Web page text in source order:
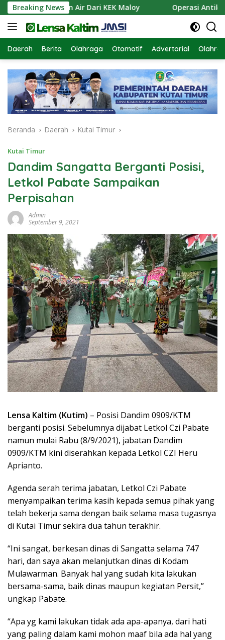
Langsung
ke
konten
Breaking News
Pasokan Air Dari KEK Maloy Operasi Antik
Daerah Berita Olahraga Otomotif Advertorial
Beranda Daerah Kutai Timur
Kutai Timur
Dandim Sangatta Berganti Posisi,
Letkol Pabate Sampaikan
Perpisahan
Admin
September 9, 2021
Lensa Kaltim (Kutim) – Posisi Dandim 0909/KTM
berganti posisi. Sebelumnya dijabat Letkol Czi Pabate
namun mulai Rabu (8/9/2021), jabatan Dandim
0909/KTM kini diserahkan kepada Letkol CZI Heru
Aprianto.
Agenda serah terima jabatan, Letkol Czi Pabate
menyampaikan terima kasih kepada semua pihak yang
telah bekerja sama dengan baik selama masa tugasnya
di Kutai Timur sekira dua tahun terakhir.
“Ini sangat, berkesan dinas di Sangatta selama 747
hari, dan saya akan melanjutkan dinas di Kodam
Mulawarman. Banyak hal yang sudah kita lakukan
bersama-sama, baik dinas maupun kegiatan Persit,”
ungkap Pabate.
“Apa yg kami lakukan tidak ada apa-apanya, dari hati
yang paling dalam kami mohon maaf bila ada hal yang